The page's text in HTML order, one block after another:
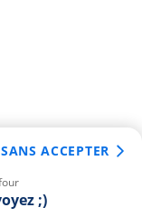
;)
ACCEPTER